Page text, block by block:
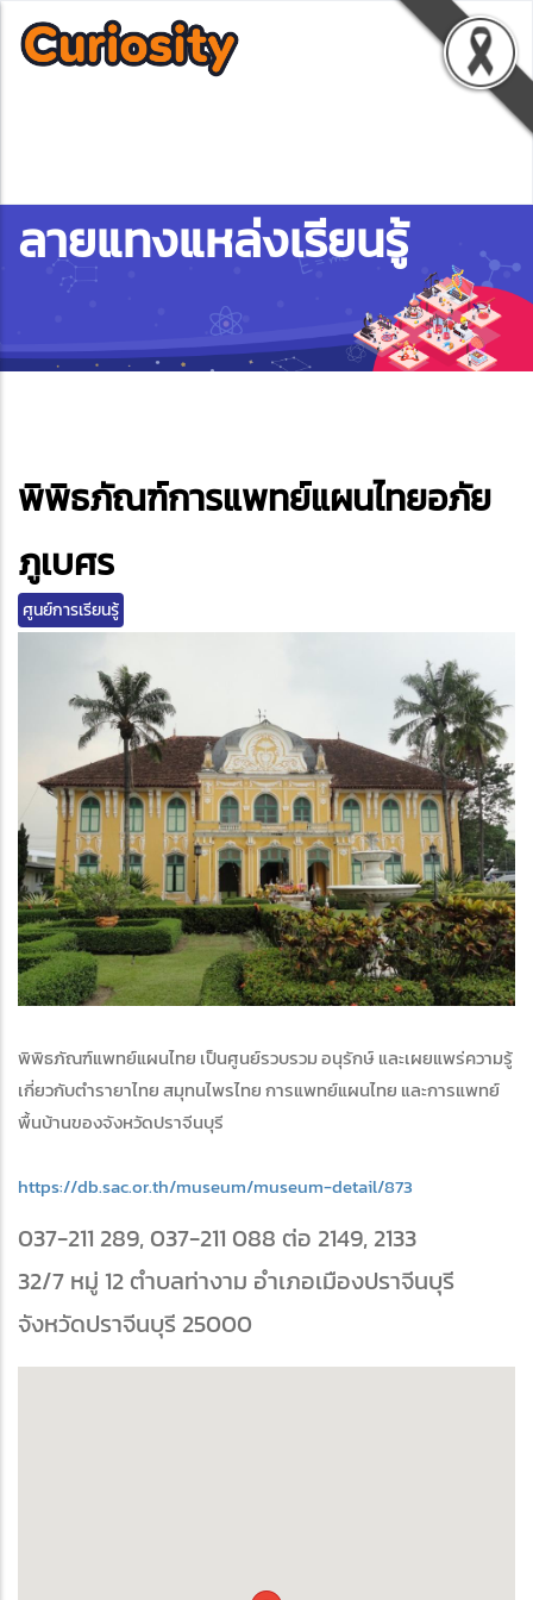
ลายแทงแหล่งเรียนรู้
พิพิธภัณฑ์การแพทย์แผนไทยอภัย
ภูเบศร
ศูนย์การเรียนรู้
พิพิธภัณฑ์แพทย์แผนไทย เป็นศูนย์รวบรวม อนุรักษ์ และเผยแพร่ความรู้
เกี่ยวกับตำรายาไทย สมุทนไพรไทย การแพทย์แผนไทย และการแพทย์
พื้นบ้านของจังหวัดปราจีนบุรี
https://db.sac.or.th/museum/museum-detail/873
037-211 289, 037-211 088 ต่อ 2149, 2133
32/7 หมู่ 12 ตำบลท่างาม อำเภอเมืองปราจีนบุรี
จังหวัดปราจีนบุรี 25000